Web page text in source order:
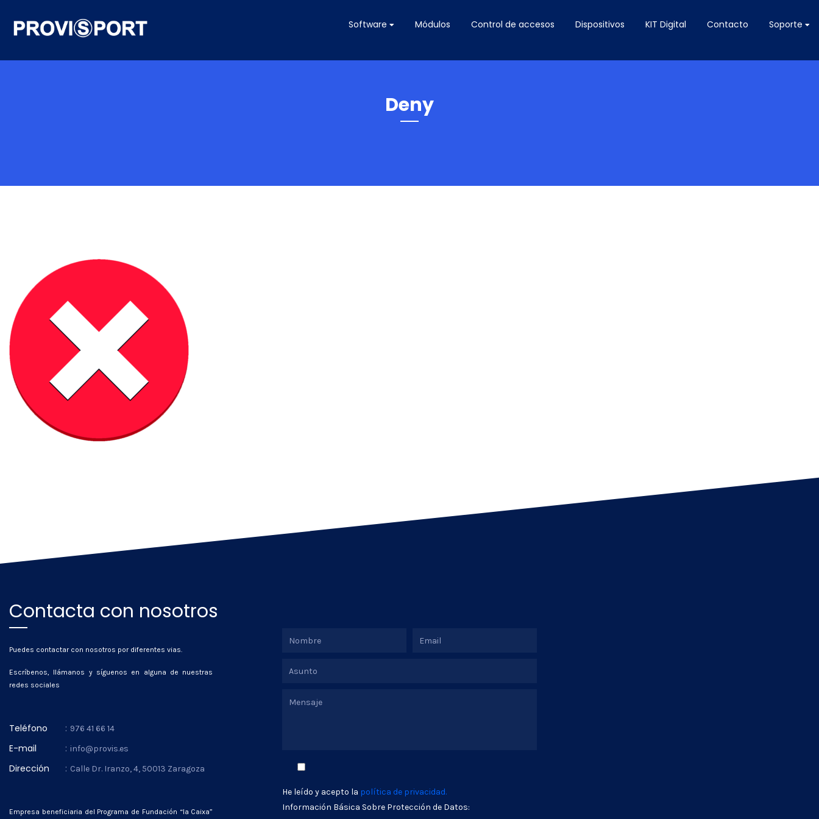
Software Módulos Control de accesos Dispositivos KIT Digital Contacto Soporte
Deny
Contacta con nosotros
Puedes contactar con nosotros por diferentes vias.
Escríbenos, llámanos y síguenos en alguna de nuestras
redes sociales
Teléfono : 976 41 66 14
E-mail : info@provis.es
Dirección : Calle Dr. Iranzo, 4, 50013 Zaragoza
Empresa beneficiaria del Programa de Fundación “la Caixa”
He leído y acepto la política de privacidad.
Información Básica Sobre Protección de Datos: